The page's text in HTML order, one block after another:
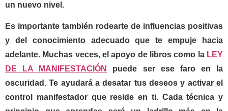
un nuevo nivel.
Es importante también rodearte de influencias positivas
y del conocimiento adecuado que te empuje hacia
adelante. Muchas veces, el apoyo de libros como la LEY
DE LA MANIFESTACIÓN
puede ser ese faro en la
oscuridad. Te ayudará a desatar tus deseos y activar el
control manifestador que reside en ti. Cada técnica y